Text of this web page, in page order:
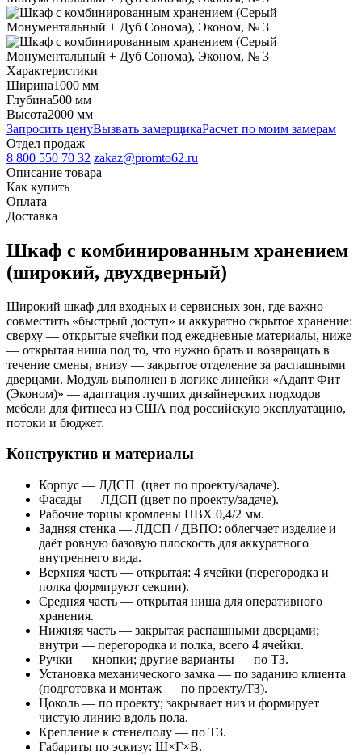
Характеристики
Ширина1000 мм
Глубина500 мм
Высота2000 мм
Запросить ценуВызвать замерщикаРасчет по моим замерам
Отдел продаж
8 800 550 70 32 zakaz@promto62.ru
Описание товара
Как купить
Оплата
Доставка
Шкаф с комбинированным хранением
(широкий, двухдверный)
Широкий шкаф для входных и сервисных зон, где важно
совместить «быстрый доступ» и аккуратно скрытое хранение:
сверху — открытые ячейки под ежедневные материалы, ниже
— открытая ниша под то, что нужно брать и возвращать в
течение смены, внизу — закрытое отделение за распашными
дверцами. Модуль выполнен в логике линейки «Адапт Фит
(Эконом)» — адаптация лучших дизайнерских подходов
мебели для фитнеса из США под российскую эксплуатацию,
потоки и бюджет.
Конструктив и материалы
Корпус — ЛДСП (цвет по проекту/задаче).
Фасады — ЛДСП (цвет по проекту/задаче).
Рабочие торцы кромлены ПВХ 0,4/2 мм.
Задняя стенка — ЛДСП / ДВПО: облегчает изделие и
даёт ровную базовую плоскость для аккуратного
внутреннего вида.
Верхняя часть — открытая: 4 ячейки (перегородка и
полка формируют секции).
Средняя часть — открытая ниша для оперативного
хранения.
Нижняя часть — закрытая распашными дверцами;
внутри — перегородка и полка, всего 4 ячейки.
Ручки — кнопки; другие варианты — по ТЗ.
Установка механического замка — по заданию клиента
(подготовка и монтаж — по проекту/ТЗ).
Цоколь — по проекту; закрывает низ и формирует
чистую линию вдоль пола.
Крепление к стене/полу — по ТЗ.
Габариты по эскизу: Ш×Г×В.